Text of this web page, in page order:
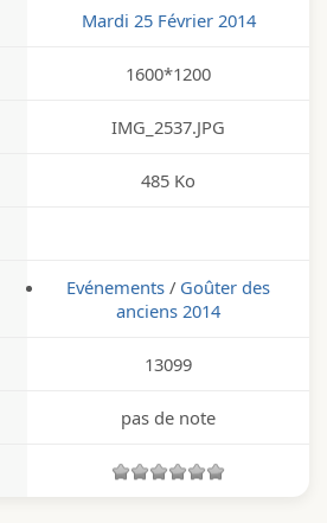
Mardi 25 Février 2014
1600*1200
IMG_2537.JPG
485 Ko
Evénements / Goûter des
anciens 2014
13099
pas de note